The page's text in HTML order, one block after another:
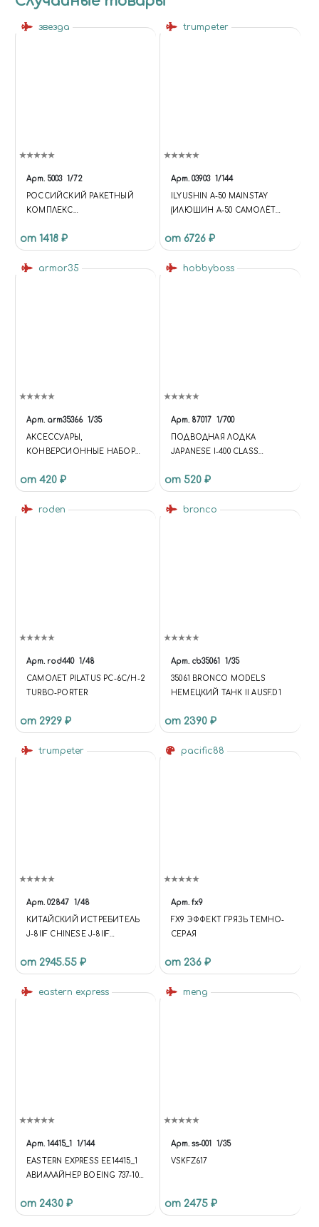
звезда
Арт. 5003 1/72
РОССИЙСКИЙ РАКЕТНЫЙ
КОМПЛЕКС
НАЗНАЧЕНИЯ "ТОПОЛЬ"
от 1418 ₽
trumpeter
Арт. 03903 1/144
ILYUSHIN A-50 MAINSTAY
(ИЛЮШИН А-50 САМОЛЁТ
РАДИОЛОКАЦИОННОГО
ОБНАРУЖЕНИЯ И
УПРАВЛЕНИЯ НА БАЗЕИЛ-76)
от 6726 ₽
armor35
Арт. arm35366 1/35
АКСЕССУАРЫ,
КОНВЕРСИОННЫЕ НАБОРЫ
КОЛЕСО СПУЩЕННОЕ М93
НОВАЯ РЕЗИНА(1 ШТ.) ТИП 2
от 420 ₽
hobbyboss
Арт. 87017 1/700
ПОДВОДНАЯ ЛОДКА
JAPANESE I-400 CLASS
от 520 ₽
roden
Арт. rod440 1/48
САМОЛЕТ PILATUS PC-6C/H-2
TURBO-PORTER
от 2929 ₽
bronco
Арт. cb35061 1/35
35061 BRONCO MODELS
НЕМЕЦКИЙ ТАНК II AUSF.D1
от 2390 ₽
trumpeter
Арт. 02847 1/48
КИТАЙСКИЙ ИСТРЕБИТЕЛЬ
J-8IIF CHINESE J-8IIF
от 2945.55 ₽
pacific88
Арт. fx9
FX9 ЭФФЕКТ ГРЯЗЬ ТЕМНО-
СЕРАЯ
от 236 ₽
eastern express
Арт. 14415_1 1/144
EASTERN EXPRESS ЕЕ14415_1
АВИАЛАЙНЕР BOEING 737-100
EDITION) 1/144
от 2430 ₽
meng
Арт. ss-001 1/35
VSKFZ617
от 2475 ₽